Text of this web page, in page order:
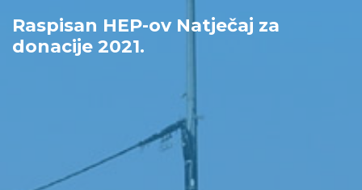
Raspisan HEP-ov Natječaj za
donacije 2021.